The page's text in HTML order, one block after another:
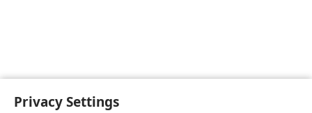
Privacy Settings